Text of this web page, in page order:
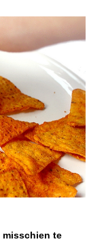
misschien te